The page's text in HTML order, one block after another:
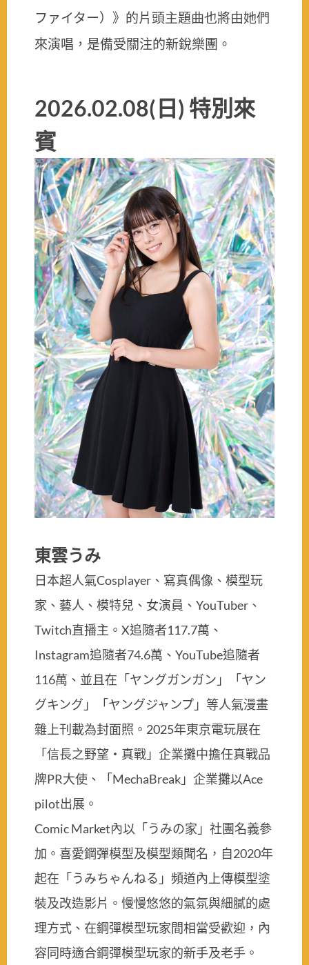
ファイター）》的片頭主題曲也將由她們
來演唱，是備受關注的新銳樂團。
2026.02.08(日) 特別來
賓
東雲うみ
日本超人氣Cosplayer、寫真偶像、模型玩
家、藝人、模特兒、女演員、YouTuber、
Twitch直播主。X追隨者117.7萬、
Instagram追隨者74.6萬、YouTube追隨者
116萬、並且在「ヤングガンガン」「ヤン
グキング」「ヤングジャンプ」等人氣漫畫
雜上刊載為封面照。2025年東京電玩展在
「信長之野望・真戰」企業攤中擔任真戰品
牌PR大使、「MechaBreak」企業攤以Ace
pilot出展。
Comic Market內以「うみの家」社團名義參
加。喜愛鋼彈模型及模型類聞名，自2020年
起在「うみちゃんねる」頻道內上傳模型塗
裝及改造影片。慢慢悠悠的氣氛與細膩的處
理方式、在鋼彈模型玩家間相當受歡迎，內
容同時適合鋼彈模型玩家的新手及老手。